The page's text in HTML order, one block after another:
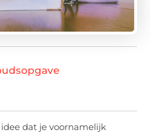
dat je voornamelijk